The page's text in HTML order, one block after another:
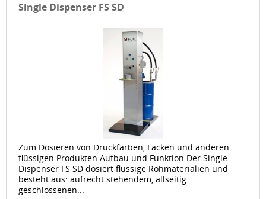
Single Dispenser FS SD
Zum Dosieren von Druckfarben, Lacken und anderen
flüssigen Produkten Aufbau und Funktion Der Single
Dispenser FS SD dosiert flüssige Rohmaterialien und
besteht aus: aufrecht stehendem, allseitig
geschlossenen...